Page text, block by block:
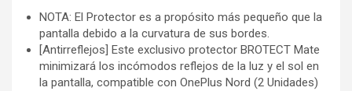
NOTA: El Protector es a propósito más pequeño que la
pantalla debido a la curvatura de sus bordes.
[Antirreflejos] Este exclusivo protector BROTECT Mate
minimizará los incómodos reflejos de la luz y el sol en
la pantalla, compatible con OnePlus Nord (2 Unidades)